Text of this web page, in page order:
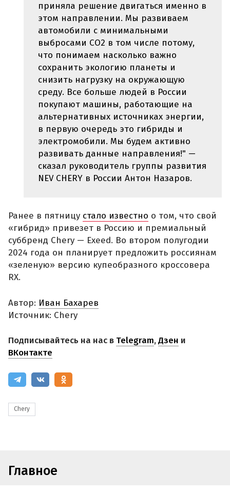
приняла решение двигаться именно в
этом направлении. Мы развиваем
автомобили с минимальными
выбросами CO2 в том числе потому,
что понимаем насколько важно
сохранить экологию планеты и
снизить нагрузку на окружающую
среду. Все больше людей в России
покупают машины, работающие на
альтернативных источниках энергии,
в первую очередь это гибриды и
электромобили. Мы будем активно
развивать данные направления!" —
сказал руководитель группы развития
NEV CHERY в России Антон Назаров.
Ранее в пятницу стало известно о том, что свой
«гибрид» привезет в Россию и премиальный
суббренд Chery — Exeed. Во втором полугодии
2024 года он планирует предложить россиянам
«зеленую» версию купеобразного кроссовера
RX.
Автор: Иван Бахарев
Источник: Chery
Подписывайтесь на нас в Telegram,Дзен и
ВКонтакте
Chery
Главное